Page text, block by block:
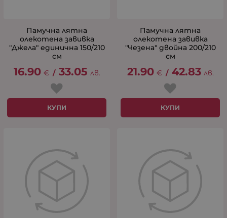
Памучна лятна
олекотена завивка
"Джела" единична 150/210
см
16.90 € / 33.05 лв.
КУПИ
Памучна лятна
олекотена завивка
"Чезена" двойна 200/210
см
21.90 € / 42.83 лв.
КУПИ